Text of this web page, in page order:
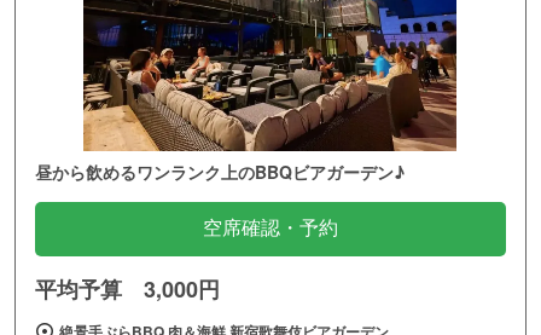
昼から飲めるワンランク上のBBQビアガーデン♪
空席確認・予約
平均予算 3,000円